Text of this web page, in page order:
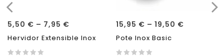
5,50 € – 7,95 €
Hervidor Extensible Inox
15,95 € – 19,50 €
Pote Inox Basic